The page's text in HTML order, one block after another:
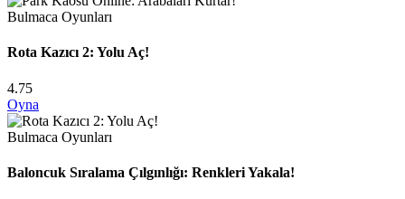
Bulmaca Oyunları
Rota Kazıcı 2: Yolu Aç!
4.75
Oyna
Bulmaca Oyunları
Baloncuk Sıralama Çılgınlığı: Renkleri Yakala!